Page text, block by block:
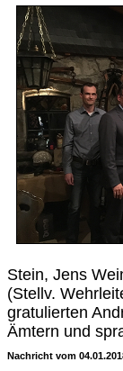
Stein, Jens
(Stellv.
gratulierten
Ämtern und
Nachricht vom